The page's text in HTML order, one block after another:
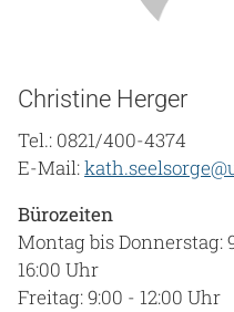
Christine Herger
Tel.: 0821/400-4374
E-Mail:
Bürozeiten
Montag bis Donnerstag:
16:00 Uhr
Freitag: 9:00 - 12:00 Uhr